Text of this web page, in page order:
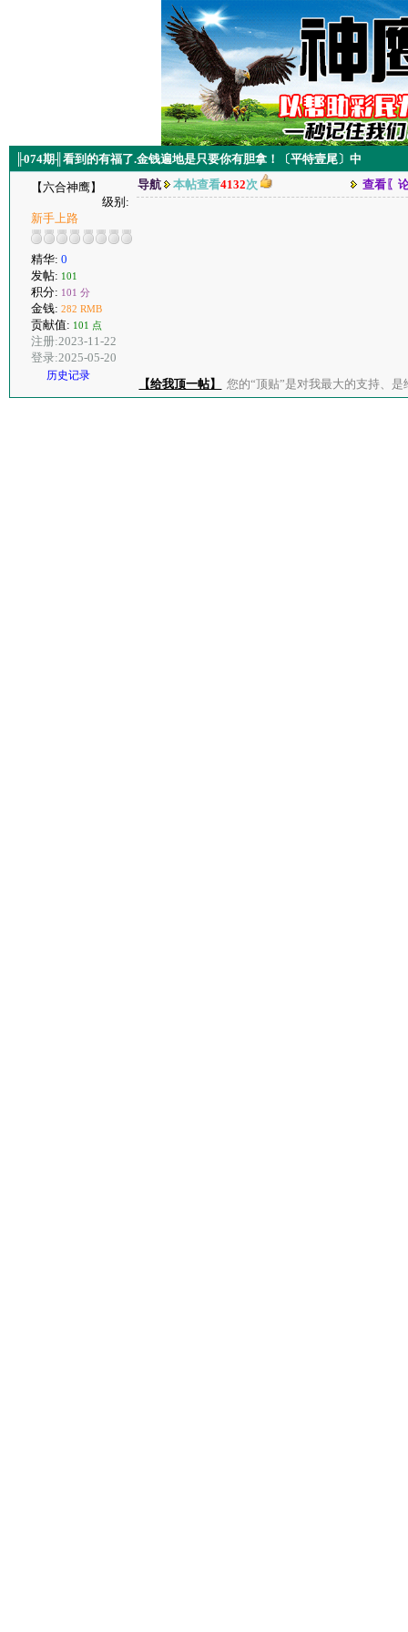
╟074期╢看到的有福了.金钱遍地是只要你有胆拿！〔平特壹尾〕中
【六合神鹰】
级别:
新手上路
精华: 0
发帖: 101
积分: 101 分
金钱: 282 RMB
贡献值: 101 点
注册:2023-11-22
登录:2025-05-20
历史记录
导航 本帖查看4132次 查看〖
【给我顶一帖】 您的“顶贴”是对我最大的支持、